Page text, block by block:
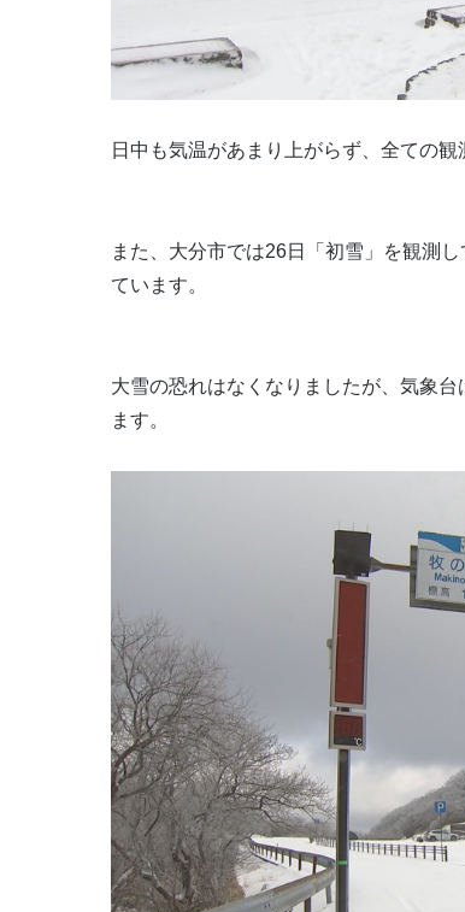
日中も気温があまり上がらず、全ての
また、大分市では26日「初雪」を観測
ています。
大雪の恐れはなくなりましたが、気象
ます。